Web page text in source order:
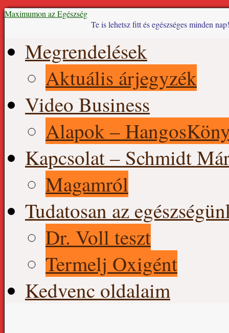
Maximumon az Egészség
Te is lehetsz fitt és egészséges minden nap!
to
contentMegrendelések
Aktuális árjegyzék
Video Business
Alapok –
Kapcsolat – Schmidt
Magamról
Tudatosan az
Dr. Voll teszt
Termelj Oxigént
Kedvenc oldalaim